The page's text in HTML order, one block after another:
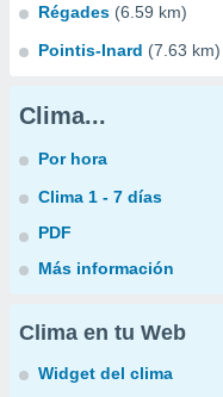
Régades (6.59 km)
Pointis-Inard (7.63 km)
Clima...
Por hora
Clima 1 - 7 días
PDF
Más información
Clima en tu Web
Widget del clima